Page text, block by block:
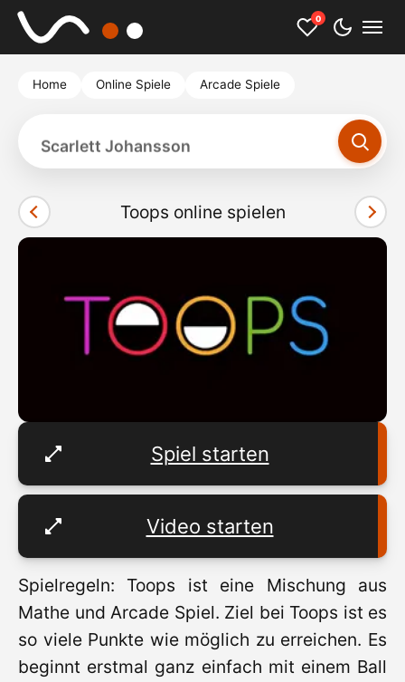
0
Home Online Spiele Arcade Spiele
Scarlett Johansson
Toops online spielen
Spiel starten
Video starten
Spielregeln: Toops ist eine Mischung aus
Mathe und Arcade Spiel. Ziel bei Toops ist es
so viele Punkte wie möglich zu erreichen. Es
beginnt erstmal ganz einfach mit einem Ball